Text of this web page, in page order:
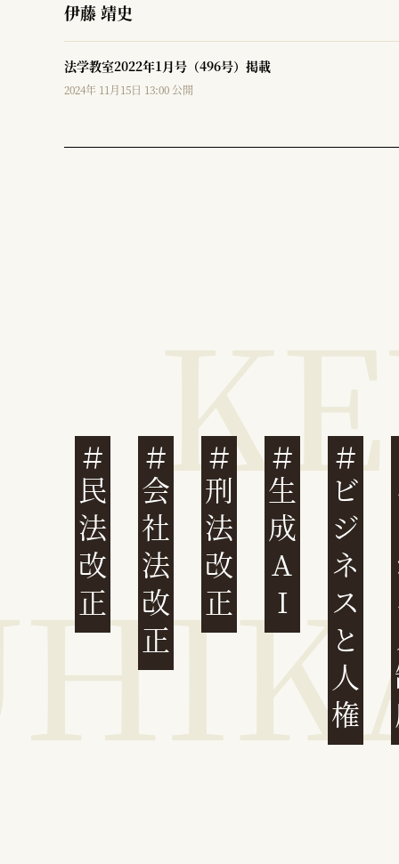
伊藤 靖史
法学教室2022年1月号（496号）掲載
2024年 11月15日 13:00 公開
民法改正 会社法改正 刑法改正 生成AI ビジネスと人権